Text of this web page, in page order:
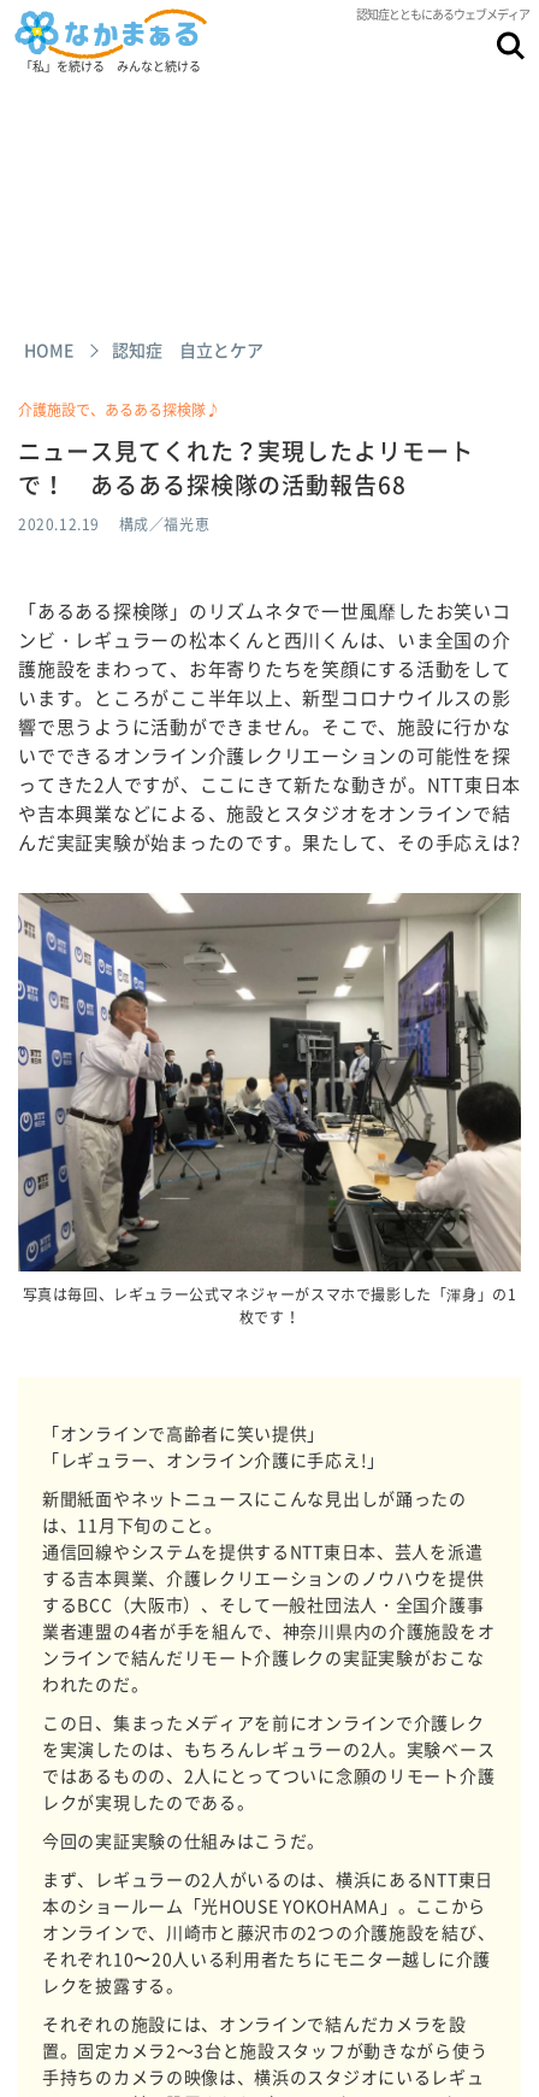
認知症とともにあるウェブメディア
「私」を続ける みんなと続ける
HOME 認知症 自立とケア
介護施設で、あるある探検隊♪
ニュース見てくれた？実現したよリモート
で！ あるある探検隊の活動報告68
2020.12.19 構成／福光恵
「あるある探検隊」のリズムネタで一世風靡したお笑いコ
ンビ・レギュラーの松本くんと西川くんは、いま全国の介
護施設をまわって、お年寄りたちを笑顔にする活動をして
います。ところがここ半年以上、新型コロナウイルスの影
響で思うように活動ができません。そこで、施設に行かな
いでできるオンライン介護レクリエーションの可能性を探
ってきた2人ですが、ここにきて新たな動きが。NTT東日本
や吉本興業などによる、施設とスタジオをオンラインで結
んだ実証実験が始まったのです。果たして、その手応えは?
写真は毎回、レギュラー公式マネジャーがスマホで撮影した「渾身」の1
枚です！
「オンラインで高齢者に笑い提供」
「レギュラー、オンライン介護に手応え!」
新聞紙面やネットニュースにこんな見出しが踊ったの
は、11月下旬のこと。
通信回線やシステムを提供するNTT東日本、芸人を派遣
する吉本興業、介護レクリエーションのノウハウを提供
するBCC（大阪市）、そして一般社団法人・全国介護事
業者連盟の4者が手を組んで、神奈川県内の介護施設をオ
ンラインで結んだリモート介護レクの実証実験がおこな
われたのだ。
この日、集まったメディアを前にオンラインで介護レク
を実演したのは、もちろんレギュラーの2人。実験ベース
ではあるものの、2人にとってついに念願のリモート介護
レクが実現したのである。
今回の実証実験の仕組みはこうだ。
まず、レギュラーの2人がいるのは、横浜にあるNTT東日
本のショールーム「光HOUSE YOKOHAMA」。ここから
オンラインで、川崎市と藤沢市の2つの介護施設を結び、
それぞれ10〜20人いる利用者たちにモニター越しに介護
レクを披露する。
それぞれの施設には、オンラインで結んだカメラを設
置。固定カメラ2～3台と施設スタッフが動きながら使う
手持ちのカメラの映像は、横浜のスタジオにいるレギュ